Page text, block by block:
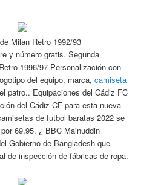
Milan Retro 1992/93
y número gratis. Segunda
1996/97 Personalización con
del equipo, marca,camiseta
patro.. Equipaciones del Cádiz FC
del Cádiz CF para esta nueva
de futbol baratas 2022 se
69,95. ¿ BBC Mainuddin
Gobierno de Bangladesh que
de inspección de fábricas de ropa.